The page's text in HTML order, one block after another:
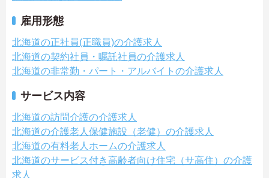
雇用形態
北海道の正社員(正職員)の介護求人
北海道の契約社員・嘱託社員の介護求人
北海道の非常勤・パート・アルバイトの介護求人
サービス内容
北海道の訪問介護の介護求人
北海道の介護老人保健施設（老健）の介護求人
北海道の有料老人ホームの介護求人
北海道のサービス付き高齢者向け住宅（サ高住）の介護
求人